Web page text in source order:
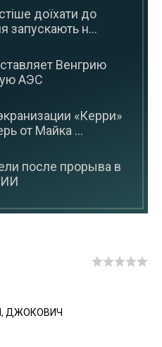
доїхати до
запускають н...
Венгрию
АЭС
«Керри»
от Майка ...
после прорыва в
ИИ
, ДЖОКОВИЧ